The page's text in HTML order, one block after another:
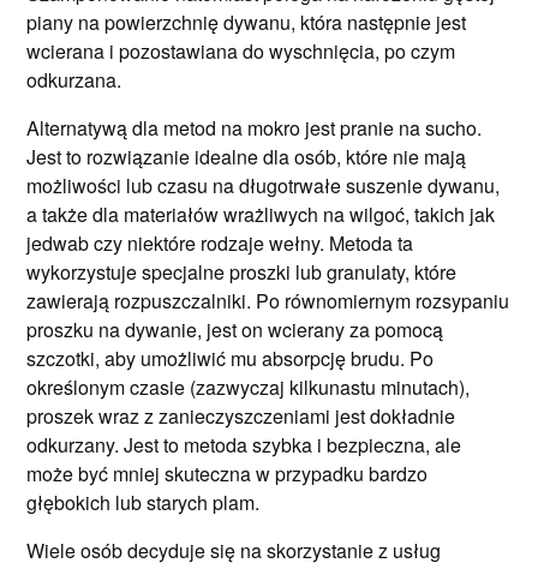
piany na powierzchnię dywanu, która następnie jest
wcierana i pozostawiana do wyschnięcia, po czym
odkurzana.
Alternatywą dla metod na mokro jest pranie na sucho.
Jest to rozwiązanie idealne dla osób, które nie mają
możliwości lub czasu na długotrwałe suszenie dywanu,
a także dla materiałów wrażliwych na wilgoć, takich jak
jedwab czy niektóre rodzaje wełny. Metoda ta
wykorzystuje specjalne proszki lub granulaty, które
zawierają rozpuszczalniki. Po równomiernym rozsypaniu
proszku na dywanie, jest on wcierany za pomocą
szczotki, aby umożliwić mu absorpcję brudu. Po
określonym czasie (zazwyczaj kilkunastu minutach),
proszek wraz z zanieczyszczeniami jest dokładnie
odkurzany. Jest to metoda szybka i bezpieczna, ale
może być mniej skuteczna w przypadku bardzo
głębokich lub starych plam.
Wiele osób decyduje się na skorzystanie z usług